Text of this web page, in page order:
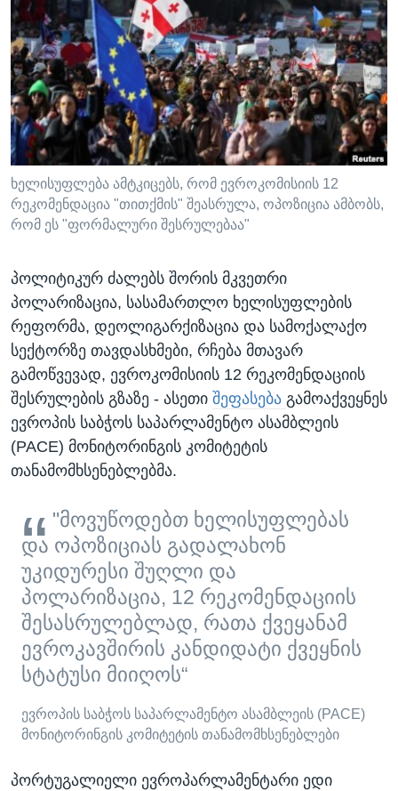
ᲡᲢᲣᲓᲘᲐ ᲕᲐᲨᲘᲜᲒᲢᲝᲜᲘ
ᲔᲙᲝᲜᲝᲛᲘᲙᲐ
ᲯᲐᲜᲛᲠᲗᲔᲚᲝᲑᲐ
ᲛᲔᲪᲜᲘᲔᲠᲔᲑᲐ
ᲘᲜᲢᲔᲠᲕᲘᲣ
ᲙᲣᲚᲢᲣᲠᲐ
ᲒᲐᲚᲘᲚᲔᲝ
ᲓᲔᲖᲘᲜᲤᲝᲠᲛᲐᲪᲘᲐ
Learning English
ᲗᲕᲐᲚᲘ ᲒᲕᲐᲓᲔᲕᲜᲔᲗ
ენები
ხელისუფლება ამტკიცებს, რომ ევროკომისიის 12
რეკომენდაცია "თითქმის" შეასრულა, ოპოზიცია ამბობს,
რომ ეს "ფორმალური შესრულებაა"
პოლიტიკურ ძალებს შორის მკვეთრი
პოლარიზაცია, სასამართლო ხელისუფლების
რეფორმა, დეოლიგარქიზაცია და სამოქალაქო
სექტორზე თავდასხმები, რჩება მთავარ
გამოწვევად, ევროკომისიის 12 რეკომენდაციის
შესრულების გზაზე - ასეთი შეფასება გამოაქვეყნეს
ევროპის საბჭოს საპარლამენტო ასამბლეის
(PACE) მონიტორინგის კომიტეტის
თანამომხსენებლებმა.
"მოვუწოდებთ ხელისუფლებას
და ოპოზიციას გადალახონ
უკიდურესი შუღლი და
პოლარიზაცია, 12 რეკომენდაციის
შესასრულებლად, რათა ქვეყანამ
ევროკავშირის კანდიდატი ქვეყნის
სტატუსი მიიღოს“
ევროპის საბჭოს საპარლამენტო ასამბლეის (PACE)
მონიტორინგის კომიტეტის თანამომხსენებლები
პორტუგალიელი ევროპარლამენტარი ედი